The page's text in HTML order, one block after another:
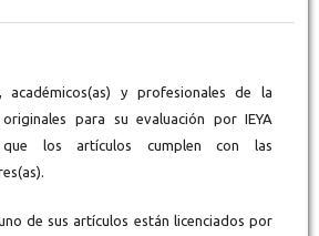
académicos(as) y profesionales de la
para su evaluación por IEYA
que los artículos cumplen con las
de sus artículos están licenciados por